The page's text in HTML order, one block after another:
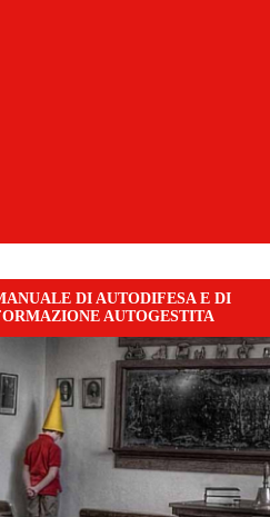
DI AUTODIFESA E DI
AUTOGESTITA